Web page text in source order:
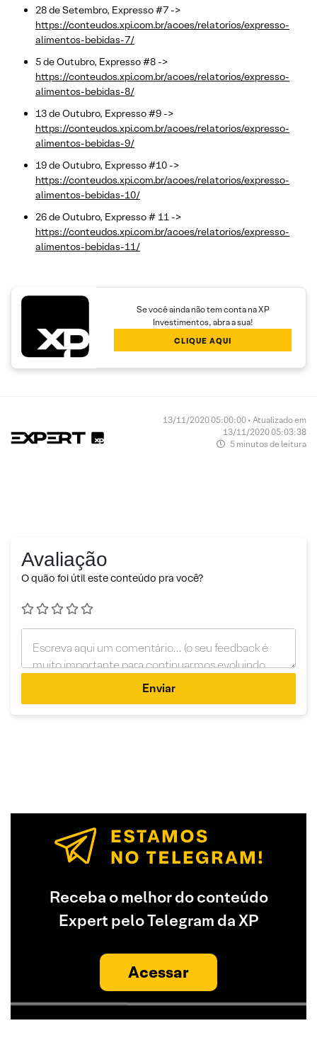
28 de Setembro, Expresso #7 ->
https://conteudos.xpi.com.br/acoes/relatorios/expresso-
alimentos-bebidas-7/
5 de Outubro, Expresso #8 ->
https://conteudos.xpi.com.br/acoes/relatorios/expresso-
alimentos-bebidas-8/
13 de Outubro, Expresso #9 ->
https://conteudos.xpi.com.br/acoes/relatorios/expresso-
alimentos-bebidas-9/
19 de Outubro, Expresso #10 ->
https://conteudos.xpi.com.br/acoes/relatorios/expresso-
alimentos-bebidas-10/
26 de Outubro, Expresso # 11 ->
https://conteudos.xpi.com.br/acoes/relatorios/expresso-
alimentos-bebidas-11/
Se você ainda não tem conta na XP
Investimentos, abra a sua!
CLIQUE AQUI
13/11/2020 05:00:00 • Atualizado em
13/11/2020 05:03:38
5 minutos de leitura
Avaliação
O quão foi útil este conteúdo pra você?
Enviar
Receba o melhor do conteúdo
Expert pelo Telegram da XP
Acessar